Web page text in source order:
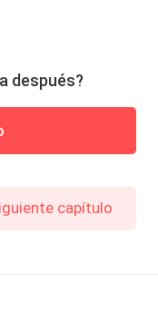
después?
capítulo